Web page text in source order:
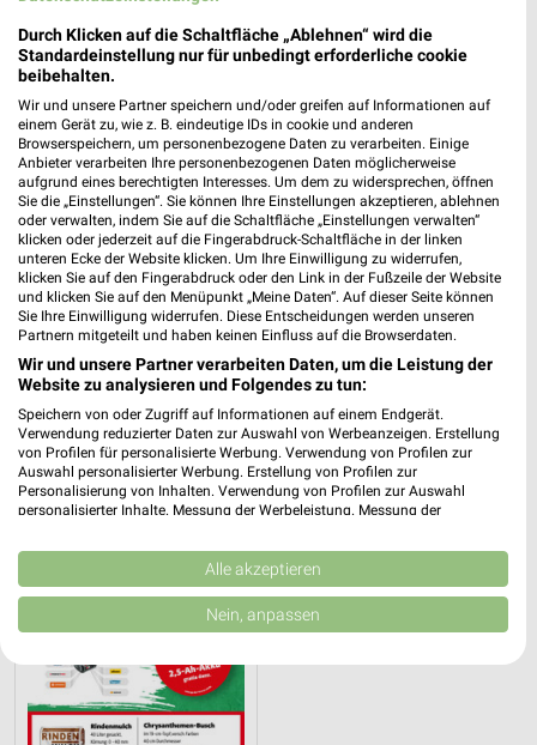
BAUHAUS
4 km
August 2026
Gültig bis Sa. 15.08.
Sonderpreis Baumarkt
13,5 km
...da, wo Gutes einfach günstiger ist!
Gültig ab Sa. 15.08.
hagebaumarkt
Durch Klicken auf die Schaltfläche „Ablehnen“ wird die
Standardeinstellung nur für unbedingt erforderliche cookie
beibehalten.
Wir und unsere Partner speichern und/oder greifen auf Informationen auf
einem Gerät zu, wie z. B. eindeutige IDs in cookie und anderen
Browserspeichern, um personenbezogene Daten zu verarbeiten. Einige
Anbieter verarbeiten Ihre personenbezogenen Daten möglicherweise
aufgrund eines berechtigten Interesses. Um dem zu widersprechen, öffnen
Sie die „Einstellungen“. Sie können Ihre Einstellungen akzeptieren, ablehnen
oder verwalten, indem Sie auf die Schaltfläche „Einstellungen verwalten“
klicken oder jederzeit auf die Fingerabdruck-Schaltfläche in der linken
unteren Ecke der Website klicken. Um Ihre Einwilligung zu widerrufen,
klicken Sie auf den Fingerabdruck oder den Link in der Fußzeile der Website
und klicken Sie auf den Menüpunkt „Meine Daten“. Auf dieser Seite können
Sie Ihre Einwilligung widerrufen. Diese Entscheidungen werden unseren
Partnern mitgeteilt und haben keinen Einfluss auf die Browserdaten.
Wir und unsere Partner verarbeiten Daten, um die Leistung der
Website zu analysieren und Folgendes zu tun:
Speichern von oder Zugriff auf Informationen auf einem Endgerät.
Verwendung reduzierter Daten zur Auswahl von Werbeanzeigen. Erstellung
von Profilen für personalisierte Werbung. Verwendung von Profilen zur
Auswahl personalisierter Werbung. Erstellung von Profilen zur
Personalisierung von Inhalten. Verwendung von Profilen zur Auswahl
personalisierter Inhalte. Messung der Werbeleistung. Messung der
Kombinationen von Daten aus verschiedenen Quellen. Entwicklung und
Verbesserung der Angebote. Verwendung reduzierter Daten zur Auswahl
von Inhalten.
Daten können außerhalb der Europäischen Union weitergegeben und in die
Website/App.
Partnerliste anzeigen (1 IAB-Anbieter)
Wir nutzen Ihre Daten für folgende Zwecke:
Alle akzeptieren
Nein, anpassen